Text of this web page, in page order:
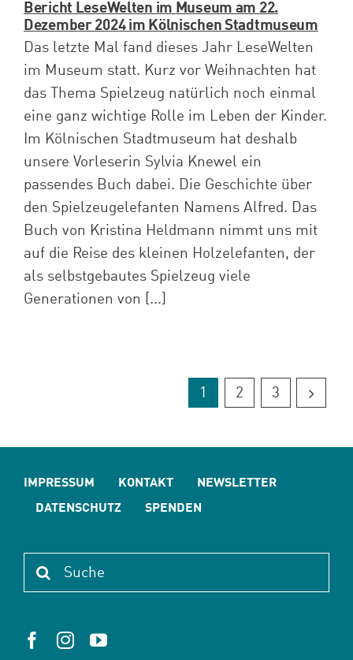
Bericht LeseWelten im Museum am 22.
Dezember 2024 im Kölnischen Stadtmuseum
Das letzte Mal fand dieses Jahr LeseWelten
im Museum statt. Kurz vor Weihnachten hat
das Thema Spielzeug natürlich noch einmal
eine ganz wichtige Rolle im Leben der Kinder.
Im Kölnischen Stadtmuseum hat deshalb
unsere Vorleserin Sylvia Knewel ein
passendes Buch dabei. Die Geschichte über
den Spielzeugelefanten Namens Alfred. Das
Buch von Kristina Heldmann nimmt uns mit
auf die Reise des kleinen Holzelefanten, der
als selbstgebautes Spielzeug viele
Generationen von [...]
1 2 3
IMPRESSUM KONTAKT
NEWSLETTER
DATENSCHUTZ
SPENDEN
Suche